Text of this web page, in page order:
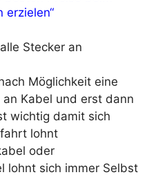
erzielen“
Stecker an
Möglichkeit eine
an Kabel und erst dann
wichtig damit sich
lohnt
oder
lohnt sich immer Selbst